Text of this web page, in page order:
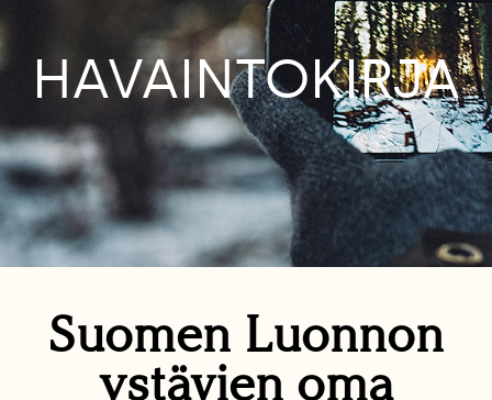
HAVAINTOKIRJA
Suomen Luonnon
ystävien oma